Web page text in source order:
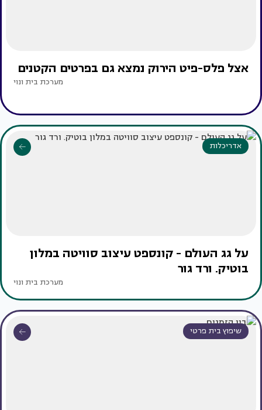
אצל פלס-פיט הירוק נמצא גם בפרטים הקטנים
מערכת בית ונוי
אדריכלות
על גג העולם - קונספט עיצוב סוויטה במלון
בוטיק. ורד גור
מערכת בית ונוי
שיפוץ בית פרטי